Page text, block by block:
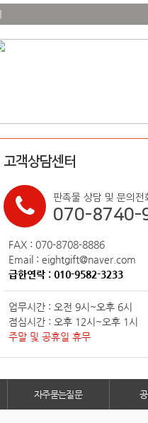
고객상담센터
판촉물 상담 및 문의전
070-8740-
FAX : 070-8708-8886
Email : eightgift@naver.com
급한연락 : 010-9582-3233
업무시간 : 오전 9시~오후 6시
점심시간 : 오후 12시~오후 1시
주말 및 공휴일 휴무
자주묻는질문